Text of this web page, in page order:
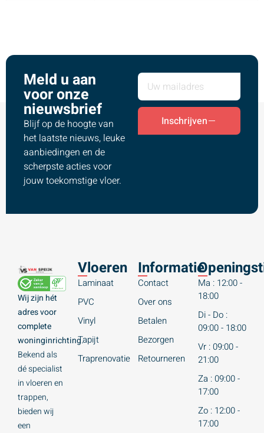
Meld u aan
voor onze
nieuwsbrief
Blijf op de hoogte van
het laatste nieuws, leuke
aanbiedingen en de
scherpste acties voor
jouw toekomstige vloer.
Inschrijven
Wij zijn hét
adres voor
complete
woninginrichting.
Bekend als
dé specialist
in vloeren en
trappen,
bieden wij
een
Vloeren
Laminaat
PVC
Vinyl
Tapijt
Traprenovatie
Informatie
Contact
Over ons
Betalen
Bezorgen
Retourneren
Ma : 12:00 -
18:00
Di - Do :
09:00 - 18:00
Vr : 09:00 -
21:00
Za : 09:00 -
17:00
Zo : 12:00 -
17:00